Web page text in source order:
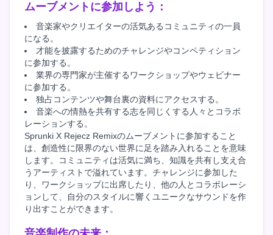
ムーブメントに参加しよう：
音楽家やクリエイターの活気あるコミュニティの一員
になる。
才能を披露するためのチャレンジやコンペティション
に参加する。
業界の専門家が主催するワークショップやウェビナー
に参加する。
独占コンテンツや舞台裏の資料にアクセスする。
音楽への情熱を共有する志を同じくする人々とコラボ
レーションする。
Sprunki X Rejecz Remixのムーブメントに参加すること
は、創造性に限界のない世界に足を踏み入れることを意味
します。コミュニティは活気に満ち、知識を共有し支え合
うアーティストで溢れています。チャレンジに参加した
り、ワークショップに出席したり、他の人とコラボレーシ
ョンして、自分のスタイルに響くユニークなサウンドを作
り出すことができます。